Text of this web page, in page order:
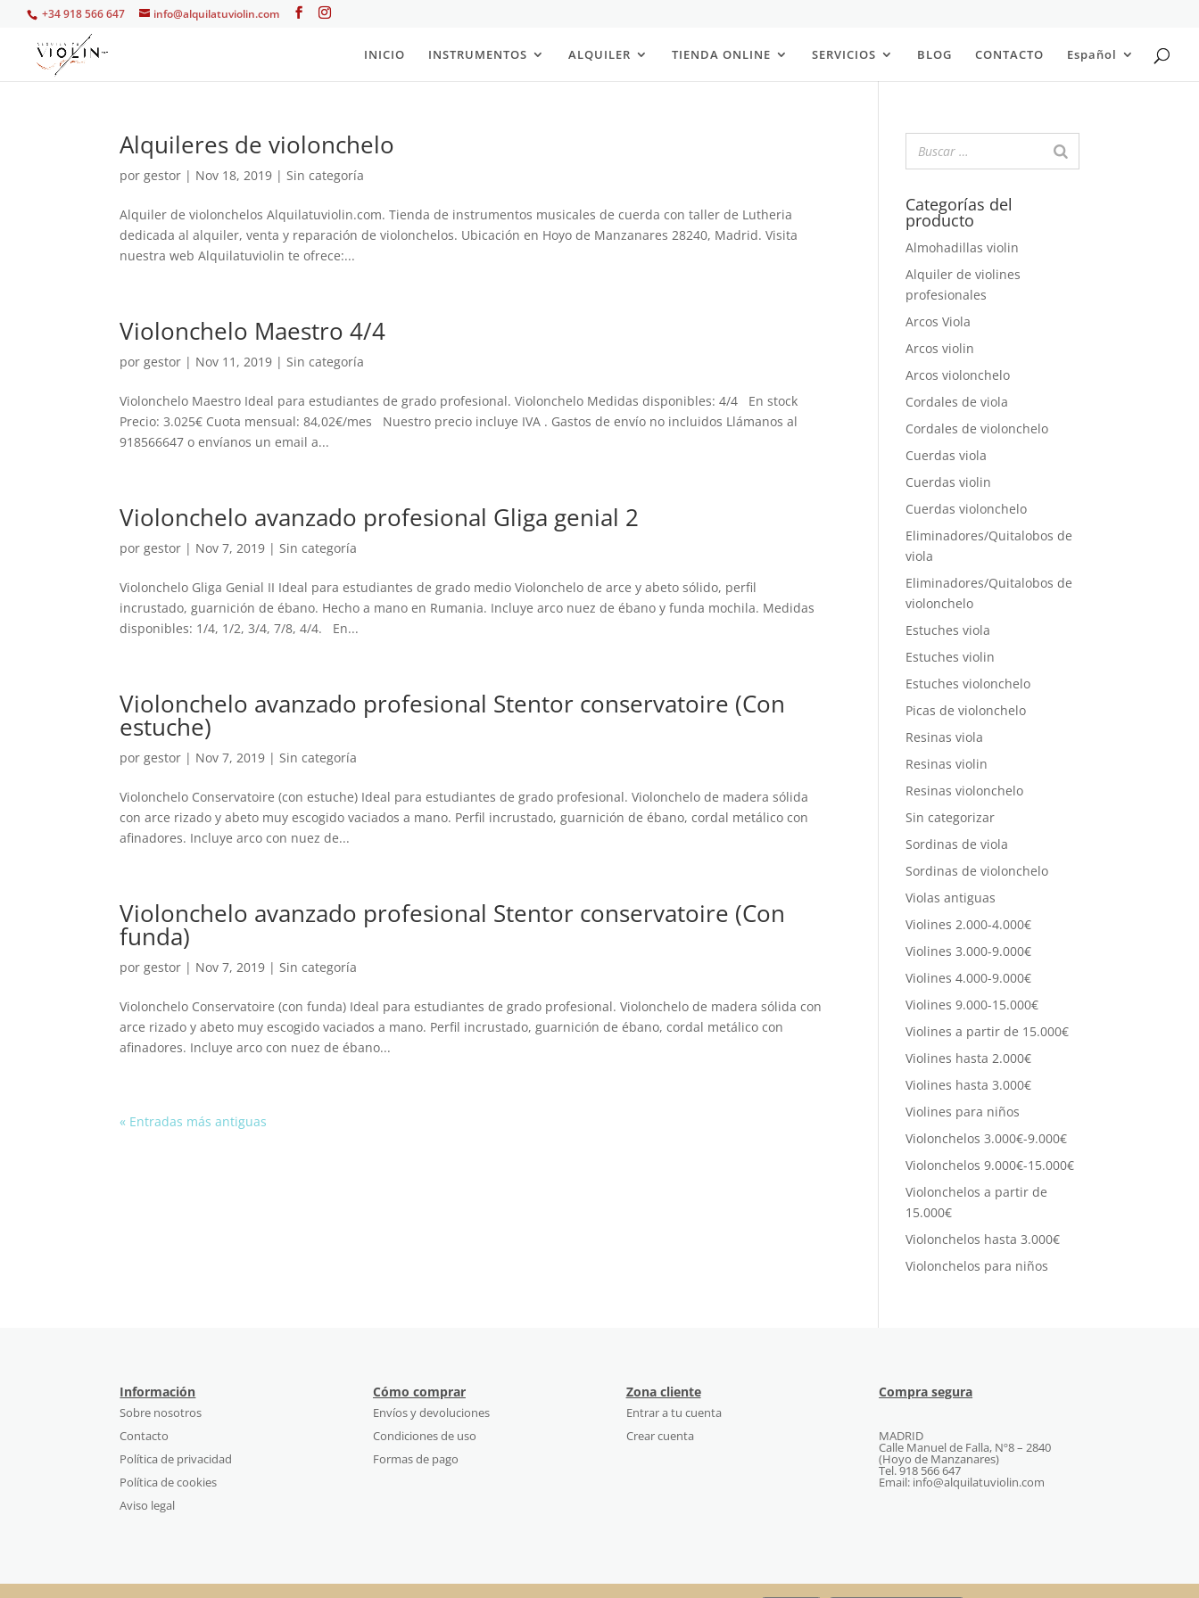
+34 918 566 647 info@alquilatuviolin.com
INICIO INSTRUMENTOS ALQUILER TIENDA ONLINE SERVICIOS BLOG CONTACTO Español
Alquileres de violonchelo
porgestor | Nov 18, 2019 | Sin categoría
Alquiler de violonchelos Alquilatuviolin.com. Tienda de instrumentos musicales de cuerda con taller de Lutheria
dedicada al alquiler, venta y reparación de violonchelos. Ubicación en Hoyo de Manzanares 28240, Madrid. Visita
nuestra web Alquilatuviolin te ofrece:...
Violonchelo Maestro 4/4
porgestor | Nov 11, 2019 | Sin categoría
Violonchelo Maestro Ideal para estudiantes de grado profesional. Violonchelo Medidas disponibles: 4/4 En stock
Precio: 3.025€ Cuota mensual: 84,02€/mes Nuestro precio incluye IVA . Gastos de envío no incluidos Llámanos al
918566647 o envíanos un email a...
Violonchelo avanzado profesional Gliga genial 2
porgestor | Nov 7, 2019 | Sin categoría
Violonchelo Gliga Genial II Ideal para estudiantes de grado medio Violonchelo de arce y abeto sólido, perfil
incrustado, guarnición de ébano. Hecho a mano en Rumania. Incluye arco nuez de ébano y funda mochila. Medidas
disponibles: 1/4, 1/2, 3/4, 7/8, 4/4. En...
Violonchelo avanzado profesional Stentor conservatoire (Con
estuche)
porgestor | Nov 7, 2019 | Sin categoría
Violonchelo Conservatoire (con estuche) Ideal para estudiantes de grado profesional. Violonchelo de madera sólida
con arce rizado y abeto muy escogido vaciados a mano. Perfil incrustado, guarnición de ébano, cordal metálico con
afinadores. Incluye arco con nuez de...
Violonchelo avanzado profesional Stentor conservatoire (Con
funda)
porgestor | Nov 7, 2019 | Sin categoría
Violonchelo Conservatoire (con funda) Ideal para estudiantes de grado profesional. Violonchelo de madera sólida con
arce rizado y abeto muy escogido vaciados a mano. Perfil incrustado, guarnición de ébano, cordal metálico con
afinadores. Incluye arco con nuez de ébano...
« Entradas más antiguas
Categorías del
producto
Almohadillas violin
Alquiler de violines
profesionales
Arcos Viola
Arcos violin
Arcos violonchelo
Cordales de viola
Cordales de violonchelo
Cuerdas viola
Cuerdas violin
Cuerdas violonchelo
Eliminadores/Quitalobos de
viola
Eliminadores/Quitalobos de
violonchelo
Estuches viola
Estuches violin
Estuches violonchelo
Picas de violonchelo
Resinas viola
Resinas violin
Resinas violonchelo
Sin categorizar
Sordinas de viola
Sordinas de violonchelo
Violas antiguas
Violines 2.000-4.000€
Violines 3.000-9.000€
Violines 4.000-9.000€
Violines 9.000-15.000€
Violines a partir de 15.000€
Violines hasta 2.000€
Violines hasta 3.000€
Violines para niños
Violonchelos 3.000€-9.000€
Violonchelos 9.000€-15.000€
Violonchelos a partir de
15.000€
Violonchelos hasta 3.000€
Violonchelos para niños
Información
Sobre nosotros
Contacto
Política de privacidad
Política de cookies
Aviso legal
Cómo comprar
Envíos y devoluciones
Condiciones de uso
Formas de pago
Zona cliente
Entrar a tu cuenta
Crear cuenta
Compra segura
MADRID
Calle Manuel de Falla, Nº8 – 2840
(Hoyo de Manzanares)
Tel. 918 566 647
Email: info@alquilatuviolin.com